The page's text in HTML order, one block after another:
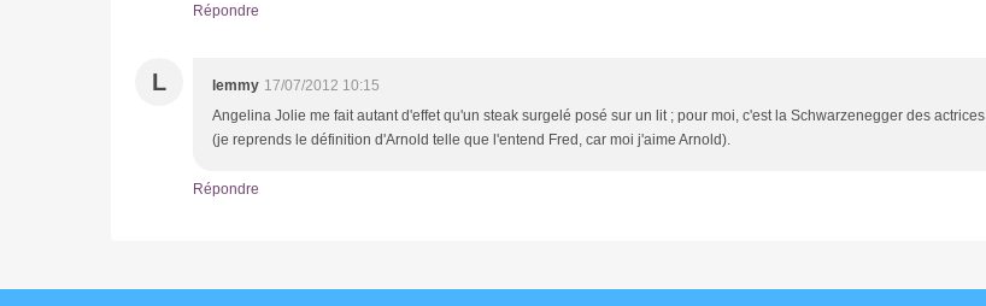
Répondre
L lemmy 17/07/2012 10:15
Angelina Jolie me fait autant d'effet qu'un steak surgelé posé sur un lit ; pour moi, c'est la Schwarzenegger des actrices
(je reprends le définition d'Arnold telle que l'entend Fred, car moi j'aime Arnold).
Répondre